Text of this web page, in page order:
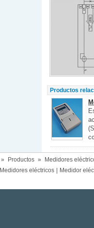
Productos
» Productos » Medidores
Medidores eléctricos Medidor